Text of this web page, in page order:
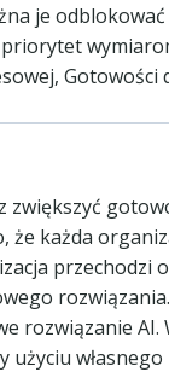
je
Gotowości
że każda
przechodzi
rozwiązanie AI.
własnego